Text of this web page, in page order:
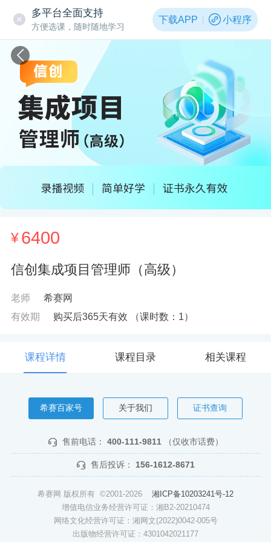
多平台全面支持
方便选课，随时随地学习
下载APP 小程序
¥6400
信创集成项目管理师（高级）
老师
希赛网
有效期
购买后365天有效 （课时数： 1）
课程详情 课程目录 相关课程
希赛百家号 关于我们 证书查询
售前电话： 400-111-9811 （仅收市话费）
售后投诉： 156-1612-8671
希赛网 版权所有 ©2001-2026 湘ICP备10203241号-12
增值电信业务经营许可证：湘B2-20210474
网络文化经营许可证：湘网文(2022)0042-005号
出版物经营许可证：4301042021177